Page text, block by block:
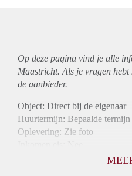
Op deze pagina vind je alle
Maastricht. Als je vragen
de aanbieder.
Object: Direct bij de eigenaar
Huurtermijn: Bepaalde termijn
Oplevering: Zie foto